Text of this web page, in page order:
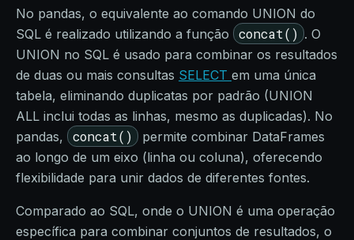
No pandas, o equivalente ao comando UNION do
SQL é realizado utilizando a função
concat() . O
UNION no SQL é usado para combinar os resultados
de duas ou mais consultas SELECT em uma única
tabela, eliminando duplicatas por padrão (UNION
ALL inclui todas as linhas, mesmo as duplicadas). No
pandas,
concat()
permite combinar DataFrames
ao longo de um eixo (linha ou coluna), oferecendo
flexibilidade para unir dados de diferentes fontes.
Comparado ao SQL, onde o UNION é uma operação
específica para combinar conjuntos de resultados, o